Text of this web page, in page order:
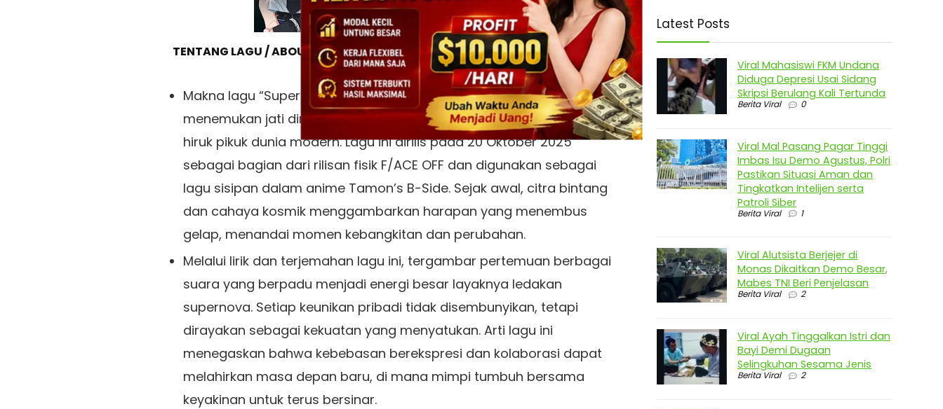
TENTANG LAGU / ABOUT THE SONG /楽曲について:
Makna lagu “Supernova” dari F/ACE menyoroti perjalanan
menemukan jati diri dan kekuatan untuk tetap terhubung di tengah
hiruk pikuk dunia modern. Lagu ini dirilis pada 20 Oktober 2025
sebagai bagian dari rilisan fisik F/ACE OFF dan digunakan sebagai
lagu sisipan dalam anime Tamon’s B-Side. Sejak awal, citra bintang
dan cahaya kosmik menggambarkan harapan yang menembus
gelap, menandai momen kebangkitan dan perubahan.
Melalui lirik dan terjemahan lagu ini, tergambar pertemuan berbagai
suara yang berpadu menjadi energi besar layaknya ledakan
supernova. Setiap keunikan pribadi tidak disembunyikan, tetapi
dirayakan sebagai kekuatan yang menyatukan. Arti lagu ini
menegaskan bahwa kebebasan berekspresi dan kolaborasi dapat
melahirkan masa depan baru, di mana mimpi tumbuh bersama
keyakinan untuk terus bersinar.
Latest Posts
Viral Mahasiswi FKM Undana
Diduga Depresi Usai Sidang
Skripsi Berulang Kali Tertunda
Berita Viral 0
Viral Mal Pasang Pagar Tinggi
Imbas Isu Demo Agustus, Polri
Pastikan Situasi Aman dan
Tingkatkan Intelijen serta
Patroli Siber
Berita Viral 1
Viral Alutsista Berjejer di
Monas Dikaitkan Demo Besar,
Mabes TNI Beri Penjelasan
Berita Viral 2
Viral Ayah Tinggalkan Istri dan
Bayi Demi Dugaan
Selingkuhan Sesama Jenis
Berita Viral 2